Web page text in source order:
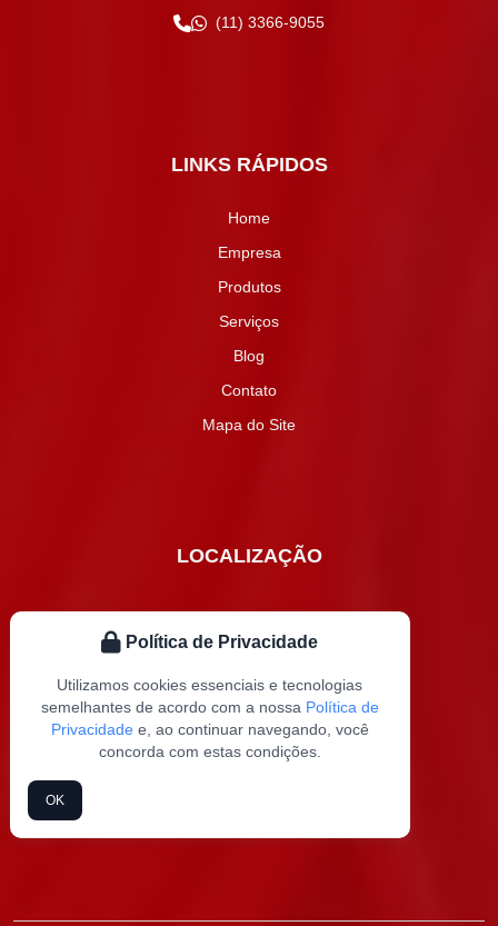
(11) 3366-9055
LINKS RÁPIDOS
Home
Empresa
Produtos
Serviços
Blog
Contato
Mapa do Site
LOCALIZAÇÃO
Política de Privacidade
Utilizamos cookies essenciais e tecnologias
semelhantes de acordo com a nossa Política de
Privacidadee, ao continuar navegando, você
concorda com estas condições.
OK